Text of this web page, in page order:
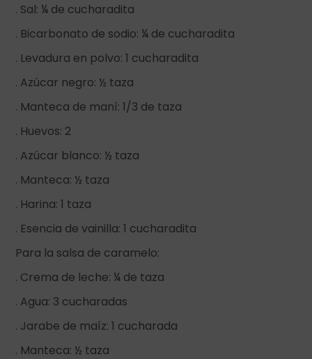
. Sal: ¼ de cucharadita
. Bicarbonato de sodio: ¼ de cucharadita
. Levadura en polvo: 1 cucharadita
. Azúcar negro: ½ taza
. Manteca de maní: 1/3 de taza
. Huevos: 2
. Azúcar blanco: ½ taza
. Manteca: ½ taza
. Harina: 1 taza
. Esencia de vainilla: 1 cucharadita
Para la salsa de caramelo:
. Crema de leche: ¼ de taza
. Agua: 3 cucharadas
. Jarabe de maíz: 1 cucharada
. Manteca: ½ taza